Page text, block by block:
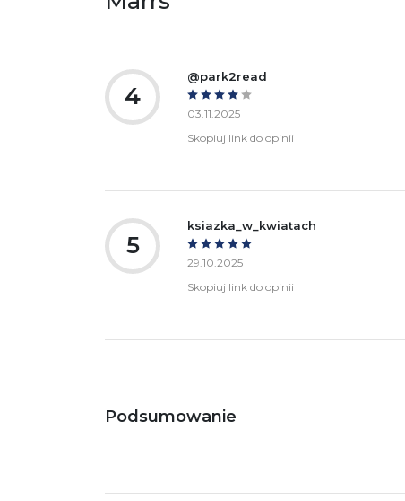
4
@park2read
03.11.2025
Skopiuj link do opinii
5
ksiazka_w_kwiatach
29.10.2025
Skopiuj link do opinii
Podsumowanie